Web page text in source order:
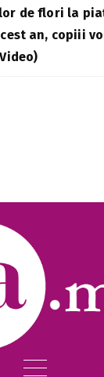
de flori la
an, copiii